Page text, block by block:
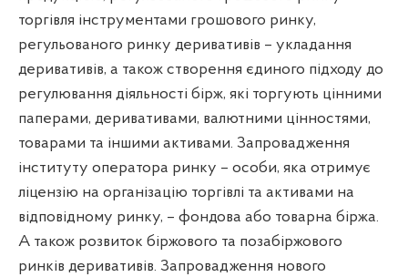
торгівля інструментами грошового ринку,
регульованого ринку деривативів – укладання
деривативів, а також створення єдиного підходу до
регулювання діяльності бірж, які торгують цінними
паперами, деривативами, валютними цінностями,
товарами та іншими активами. Запровадження
інституту оператора ринку – особи, яка отримує
ліцензію на організацію торгівлі та активами на
відповідному ринку, – фондова або товарна біржа.
А також розвиток біржового та позабіржового
ринків деривативів. Запровадження нового